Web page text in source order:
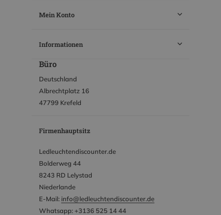
Mein Konto
Informationen
Büro
Deutschland
Albrechtplatz 16
47799 Krefeld
Firmenhauptsitz
Ledleuchtendiscounter.de
Bolderweg 44
8243 RD Lelystad
Niederlande
E-Mail: info@ledleuchtendiscounter.de
Whatsapp: +3136 525 14 44